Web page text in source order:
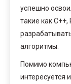
успешно
такие как
алгоритмы.
Помимо
интересуется